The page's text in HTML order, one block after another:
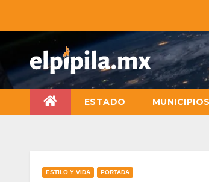
ESTADO MUNICIPIOS
ESTILO Y VIDA PORTADA